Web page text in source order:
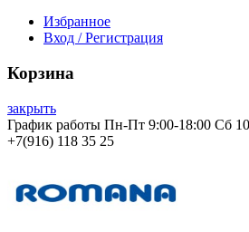
Избранное
Вход / Регистрация
Корзина
закрыть
График работы Пн-Пт 9:00-18:00 Сб
+7(916) 118 35 25
Контакты